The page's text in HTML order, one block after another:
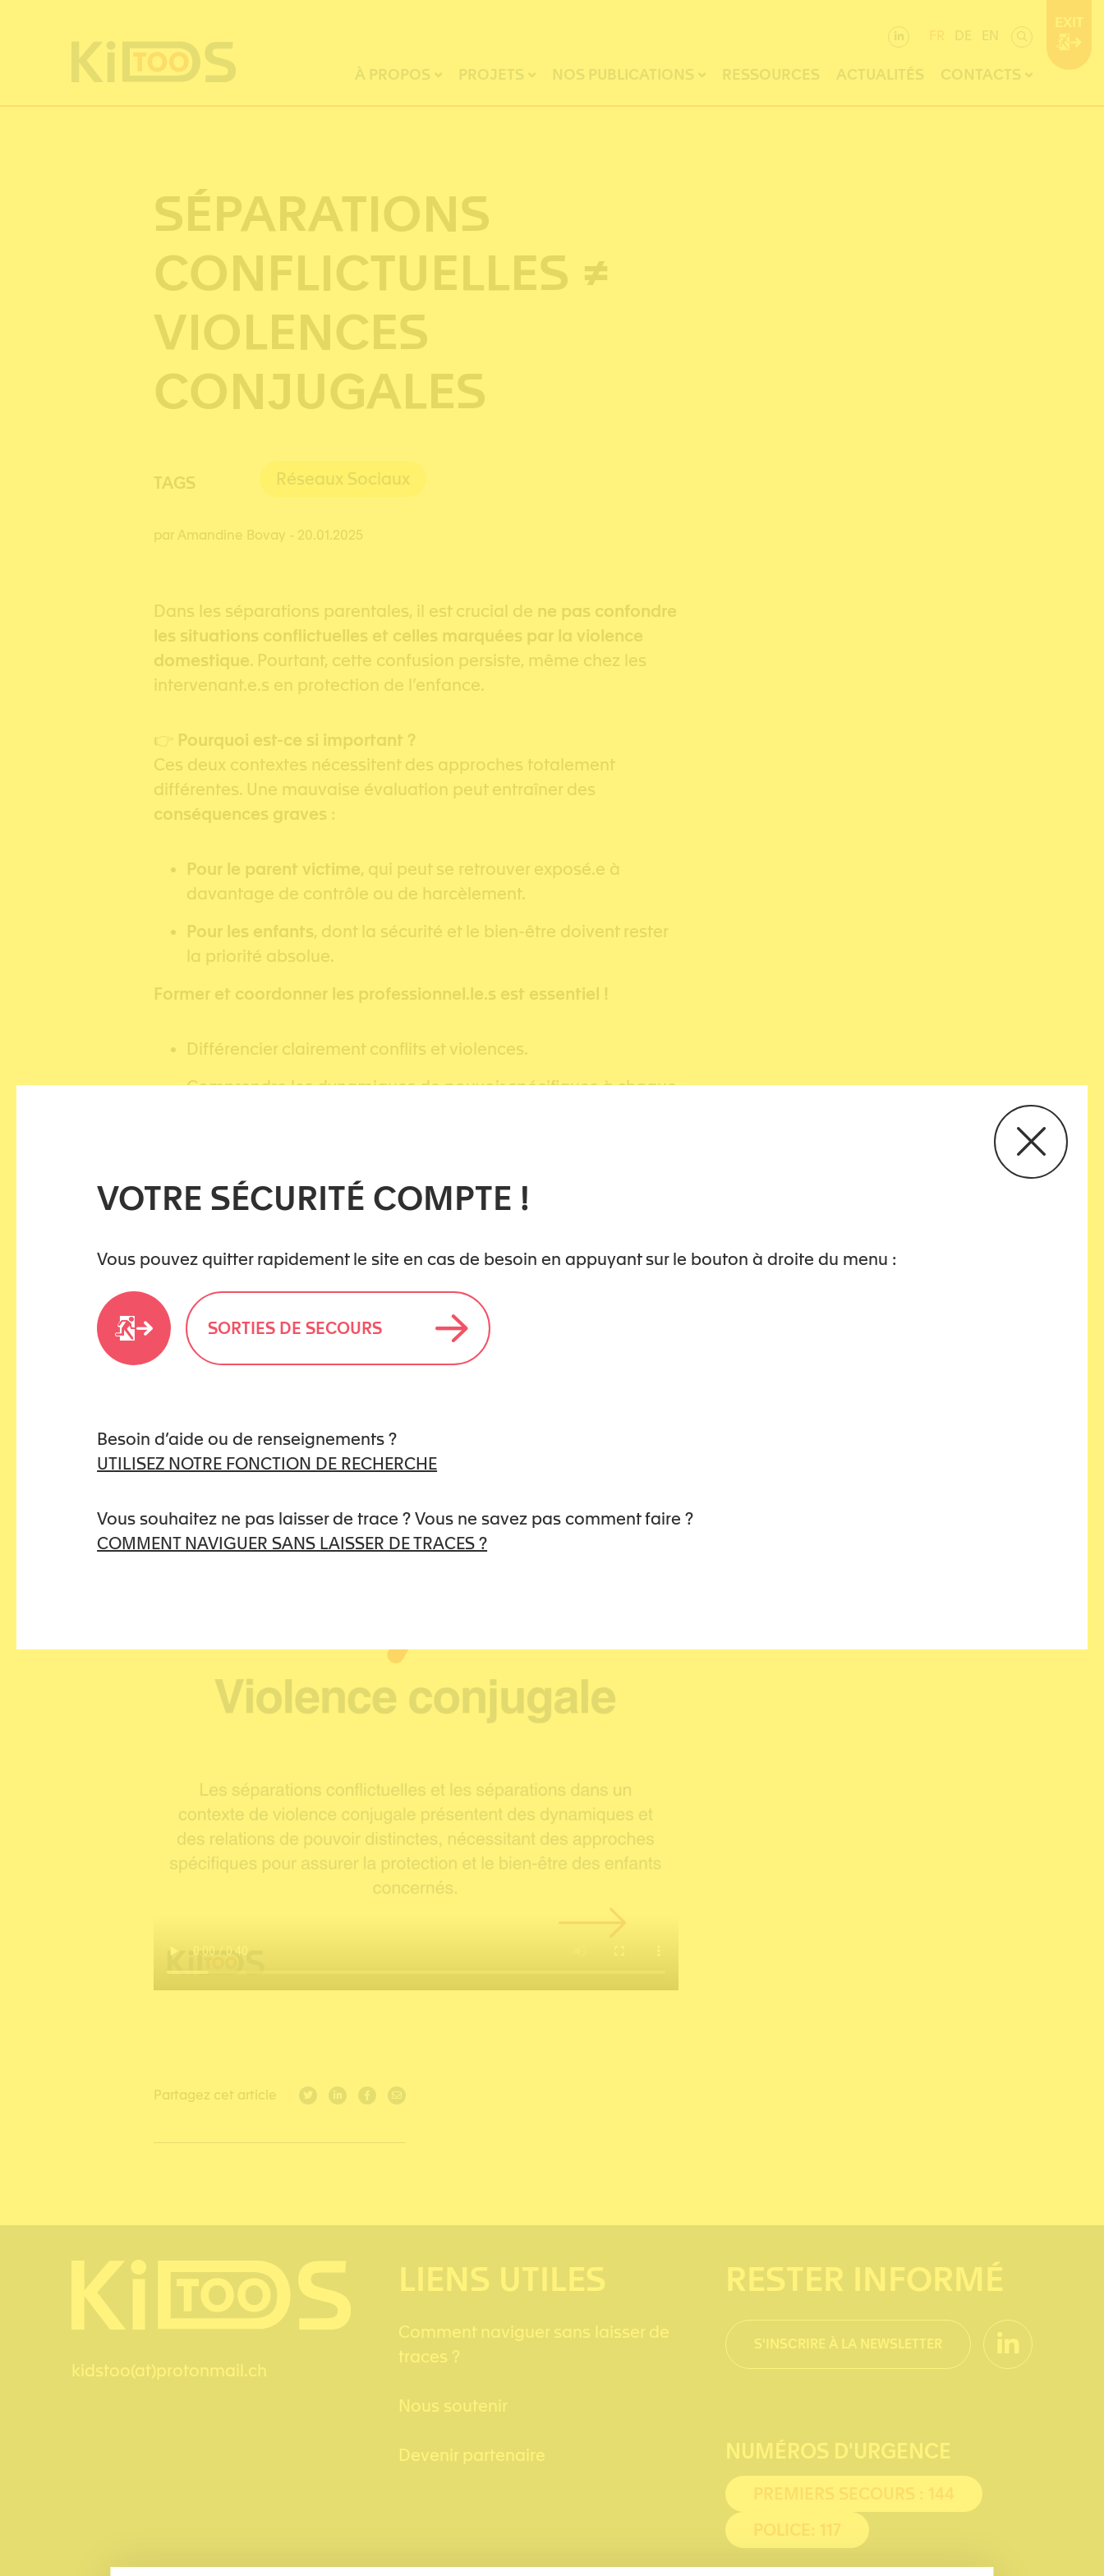
DE EN
À PROPOS PROJETS NOS PUBLICATIONS RESSOURCES ACTUALITÉS CONTACTS
VOTRE SÉCURITÉ COMPTE !
Vous pouvez quitter rapidement le site en cas de besoin en appuyant sur le bouton à droite du menu :
SORTIES DE SECOURS
Besoin d’aide ou de renseignements ?
UTILISEZ NOTRE FONCTION DE RECHERCHE
Vous souhaitez ne pas laisser de trace ? Vous ne savez pas comment faire ?
COMMENT NAVIGUER SANS LAISSER DE TRACES ?
SÉPARATIONS
CONFLICTUELLES ≠
VIOLENCES
CONJUGALES
TAGS Réseaux Sociaux
par Amandine Bovay - 20.01.2025
Dans les séparations parentales, il est crucial de ne pas confondre
les situations conflictuelles et celles marquées par la violence
domestique. Pourtant, cette confusion persiste, même chez les
intervenant.e.s en protection de l’enfance.
👉
Pourquoi est-ce si important ?
Ces deux contextes nécessitent des approches totalement
différentes. Une mauvaise évaluation peut entraîner des
conséquences graves :
Pour le parent victime, qui peut se retrouver exposé.e à
davantage de contrôle ou de harcèlement.
Pour les enfants, dont la sécurité et le bien-être doivent rester
la priorité absolue.
Former et coordonner les professionnel.le.s est essentiel !
Différencier clairement conflits et violences.
Comprendre les dynamiques de pouvoir spécifiques à chaque
📌𝗨𝗻 𝗮𝗽𝗲𝗿𝗰̧𝘂 𝗱𝘂 𝗿𝗮𝗽𝗽𝗼𝗿𝘁 de l’Observatoire latin de l’enfance et
🔗 𝗟𝗶𝗲𝗻 𝘃𝗲𝗿𝘀 𝗹𝗲 𝗿𝗮𝗽𝗽𝗼𝗿𝘁 𝗰𝗼𝗺𝗽𝗹𝗲𝘁 ICI
Partagez cet article
kidstoo(at)protonmail.ch
LIENS UTILES
Comment naviguer sans laisser de
traces ?
Nous soutenir
Devenir partenaire
RESTER INFORMÉ
S'INSCRIRE À LA NEWSLETTER
NUMÉROS D'URGENCE